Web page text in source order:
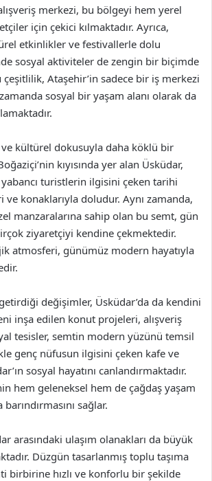
merkezi, bu bölgeyi hem yerel
için çekici kılmaktadır. Ayrıca,
etkinlikler ve festivallerle dolu
sosyal aktiviteler de zengin bir biçimde
çeşitlilik, Ataşehir’in sadece bir iş merkezi
sosyal bir yaşam alanı olarak da
kültürel dokusuyla daha köklü bir
kıyısında yer alan Üsküdar,
turistlerin ilgisini çeken tarihi
ve konaklarıyla doludur. Aynı zamanda,
manzaralarına sahip olan bu semt, gün
ziyaretçiyi kendine çekmektedir.
atmosferi, günümüz modern hayatıyla
değişimler, Üsküdar’da da kendini
inşa edilen konut projeleri, alışveriş
tesisler, semtin modern yüzünü temsil
genç nüfusun ilgisini çeken kafe ve
sosyal hayatını canlandırmaktadır.
hem geleneksel hem de çağdaş yaşam
sağlar.
arasındaki ulaşım olanakları da büyük
Düzgün tasarlanmış toplu taşıma
birbirine hızlı ve konforlu bir şekilde